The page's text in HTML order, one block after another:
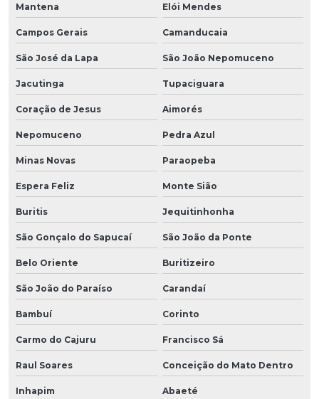
Mantena Elói Mendes
Campos Gerais Camanducaia
São José da Lapa São João Nepomuceno
Jacutinga Tupaciguara
Coração de Jesus Aimorés
Nepomuceno Pedra Azul
Minas Novas Paraopeba
Espera Feliz Monte Sião
Buritis Jequitinhonha
São Gonçalo do Sapucaí São João da Ponte
Belo Oriente Buritizeiro
São João do Paraíso Carandaí
Bambuí Corinto
Carmo do Cajuru Francisco Sá
Raul Soares Conceição do Mato Dentro
Inhapim Abaeté